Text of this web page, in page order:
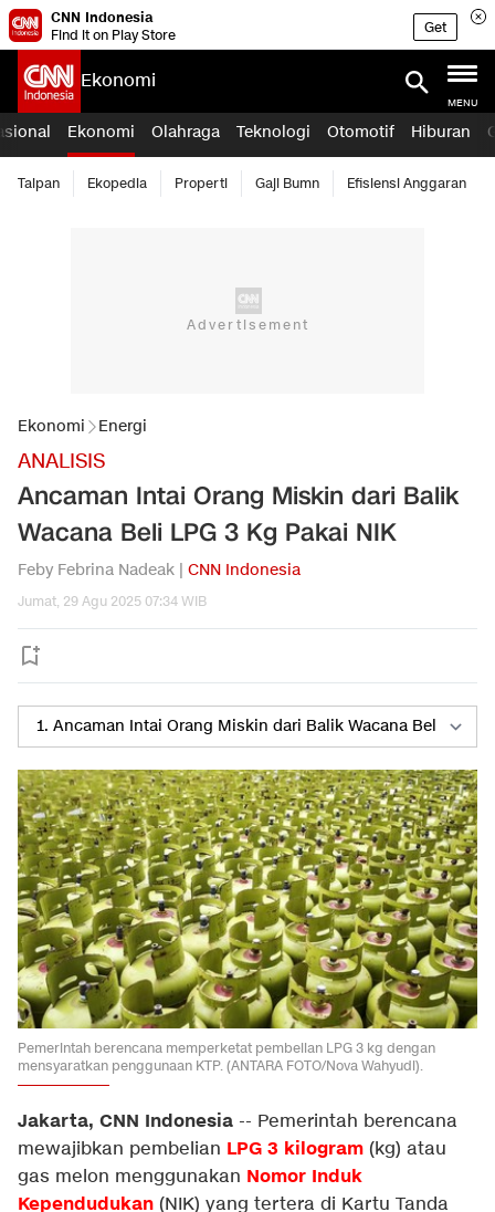
CNN Indonesia
Find it on Play Store
Get
Ekonomi
MENU
Ekonomi Olahraga Teknologi Otomotif Hiburan
Taipan Ekopedia Properti Gaji Bumn Efisiensi Anggaran
Ekonomi Energi
ANALISIS
Ancaman Intai Orang Miskin dari Balik
Wacana Beli LPG 3 Kg Pakai NIK
Feby Febrina Nadeak | CNN Indonesia
Jumat, 29 Agu 2025 07:34 WIB
Pemerintah berencana memperketat pembelian LPG 3 kg dengan
mensyaratkan penggunaan KTP. (ANTARA FOTO/Nova Wahyudi).
Jakarta, CNN Indonesia -- Pemerintah berencana
mewajibkan pembelian LPG 3 kilogram (kg) atau
gas melon menggunakan Nomor Induk
Kependudukan (NIK) yang tertera di Kartu Tanda